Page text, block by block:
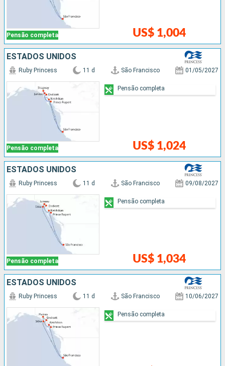
Pensão completa US$ 1,004
ESTADOS UNIDOS
Pensão completa
Ruby Princess 11 d São Francisco 01/05/2027
US$ 1,024
Pensão completa
ESTADOS UNIDOS
Pensão completa
Ruby Princess 11 d São Francisco 09/08/2027
US$ 1,034
Pensão completa
ESTADOS UNIDOS
Ruby Princess 11 d São Francisco 10/06/2027
Pensão completa